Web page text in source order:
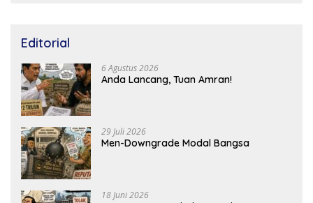
Editorial
6 Agustus 2026
Anda Lancang, Tuan Amran!
29 Juli 2026
Men-Downgrade Modal Bangsa
18 Juni 2026